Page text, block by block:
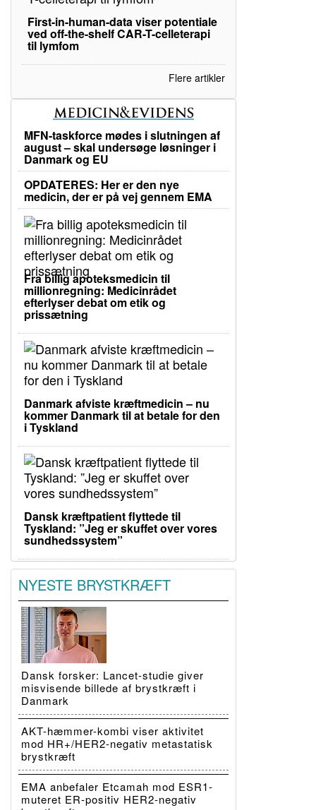
First-in-human-data viser potentiale
ved off-the-shelf CAR-T-celleterapi
til lymfom
Flere artikler
MFN-taskforce mødes i slutningen af
august – skal undersøge løsninger i
Danmark og EU
OPDATERES: Her er den nye
medicin, der er på vej gennem EMA
Fra billig apoteksmedicin til
millionregning: Medicinrådet
efterlyser debat om etik og
prissætning
Danmark afviste kræftmedicin – nu
kommer Danmark til at betale for den
i Tyskland
Dansk kræftpatient flyttede til
Tyskland: ”Jeg er skuffet over vores
sundhedssystem”
NYESTE BRYSTKRÆFT
Dansk forsker: Lancet-studie giver
misvisende billede af brystkræft i
Danmark
AKT-hæmmer-kombi viser aktivitet
mod HR+/HER2-negativ metastatisk
brystkræft
EMA anbefaler Etcamah mod ESR1-
muteret ER-positiv HER2-negativ